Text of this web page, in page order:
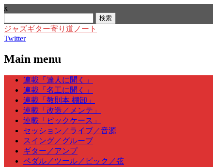
x
索:
ジャズギター寄り道ノート
Twitter
Main menu
Skip
content
連載「達人に聞く」
連載「名工に聞く」
連載「教則本 棚卸」
連載「改造／メンテ」
連載「ピックケース」
セッション／ライブ／音源
スイング／グルーブ
ギター／アンプ
ペダル／ツール／ピック／弦